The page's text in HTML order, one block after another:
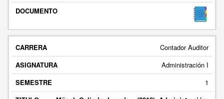
Contador Auditor
Administración I
1